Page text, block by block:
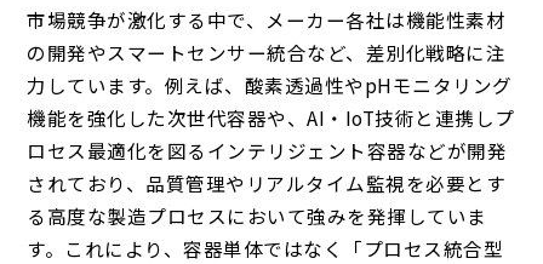
市場競争が激化する中で、メーカー各社は機能性素材
の開発やスマートセンサー統合など、差別化戦略に注
力しています。例えば、酸素透過性やpHモニタリング
機能を強化した次世代容器や、AI・IoT技術と連携しプ
ロセス最適化を図るインテリジェント容器などが開発
されており、品質管理やリアルタイム監視を必要とす
る高度な製造プロセスにおいて強みを発揮していま
す。これにより、容器単体ではなく「プロセス統合型